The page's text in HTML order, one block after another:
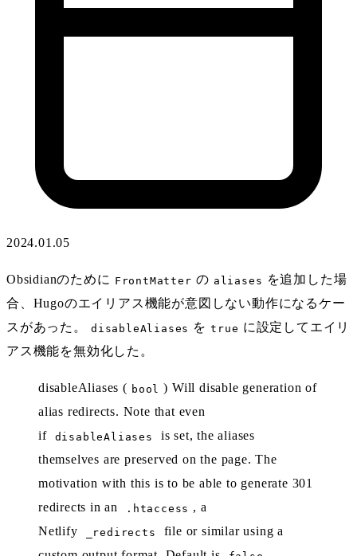
2024.01.05
Obsidianのために FrontMatter の aliases を追加した場
合、Hugoのエイリアス機能が意図しない動作になるケー
スがあった。
disableAliases を true に設定してエイリ
アス機能を無効化した。
disableAliases ( bool
) Will disable generation of
alias redirects. Note that even
if
disableAliases
is set, the aliases
themselves are preserved on the page. The
motivation with this is to be able to generate 301
redirects in an
.htaccess , a
Netlify
_redirects
file or similar using a